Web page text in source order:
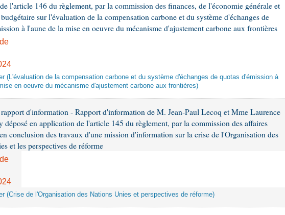
l'article 146 du règlement, par la commission des finances, de l'économie générale et
sur l'évaluation de la compensation carbone et du système d'échanges de
à l'aune de la mise en oeuvre du mécanisme d'ajustement carbone aux frontières
(L'évaluation de la compensation carbone et du système d'échanges de quotas d'émission à
en oeuvre du mécanisme d'ajustement carbone aux frontières)
d'information - Rapport d'information de M. Jean-Paul Lecoq et Mme Laurence
déposé en application de l'article 145 du règlement, par la commission des affaires
conclusion des travaux d'une mission d'information sur la crise de l'Organisation des
et les perspectives de réforme
(Crise de l'Organisation des Nations Unies et perspectives de réforme)